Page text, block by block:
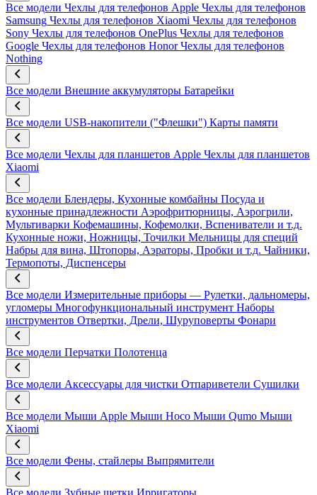
Все модели Чехлы для телефонов Apple Чехлы для телефонов
Samsung Чехлы для телефонов Xiaomi Чехлы для телефонов
Sony Чехлы для телефонов OnePlus Чехлы для телефонов
Google Чехлы для телефонов Honor Чехлы для телефонов
Nothing
Все модели Внешние аккумуляторы Батарейки
Все модели USB-накопители ("Флешки") Карты памяти
Все модели Чехлы для планшетов Apple Чехлы для планшетов
Xiaomi
Все модели Блендеры, Кухонные комбайны Посуда и
кухонные принадлежности Аэрофритюрницы, Аэрогрили,
Мультиварки Кофемашины, Кофемолки, Вспениватели и т.д.
Кухонные ножи, Ножницы, Точилки Мельницы для специй
Набры для вина, Штопоры, Аэраторы, Пробки и т.д. Чайники,
Термопоты, Диспенсеры
Все модели Измерительные приборы — Рулетки, дальномеры,
угломеры Многофункциональный инструмент Наборы
инструментов Отвертки, Дрели, Шуруповерты Фонари
Все модели Перчатки Полотенца
Все модели Аксессуары для чистки Отпариветели Сушилки
Все модели Мыши Apple Мыши Hoco Мыши Qumo Мыши
Xiaomi
Все модели Фены, стайлеры Выпрямители
Все модели Зубные щетки Ирригаторы